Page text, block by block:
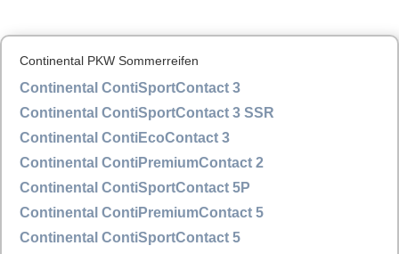
Continental PKW Sommerreifen
Continental ContiSportContact 3
Continental ContiSportContact 3 SSR
Continental ContiEcoContact 3
Continental ContiPremiumContact 2
Continental ContiSportContact 5P
Continental ContiPremiumContact 5
Continental ContiSportContact 5